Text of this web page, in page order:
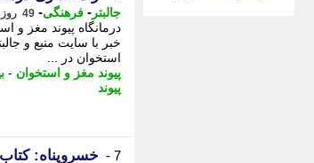
جالبتر - فرهنگی- 49 روز پیش - پنجشنبه 28 خرداد 1405، 15:17
درمانگاه پیوند مغز و
خبر با سایت منبع و
استخوان در ...
پیوند مغز و استخوان -
پیوند
7 -
خسروپناه: